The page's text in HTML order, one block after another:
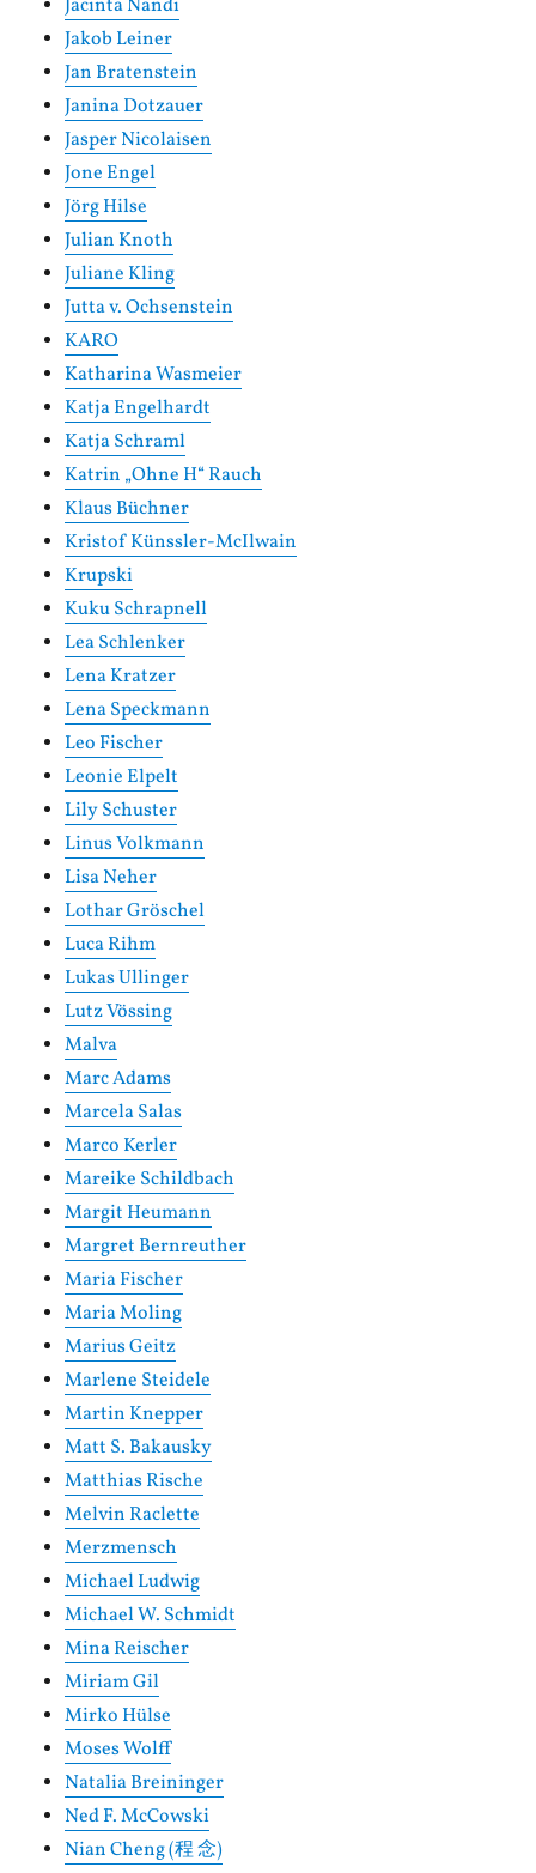
Jacinta Nandi
Jakob Leiner
Jan Bratenstein
Janina Dotzauer
Jasper Nicolaisen
Jone Engel
Jörg Hilse
Julian Knoth
Juliane Kling
Jutta v. Ochsenstein
KARO
Katharina Wasmeier
Katja Engelhardt
Katja Schraml
Katrin „Ohne H“ Rauch
Klaus Büchner
Kristof Künssler-McIlwain
Krupski
Kuku Schrapnell
Lea Schlenker
Lena Kratzer
Lena Speckmann
Leo Fischer
Leonie Elpelt
Lily Schuster
Linus Volkmann
Lisa Neher
Lothar Gröschel
Luca Rihm
Lukas Ullinger
Lutz Vössing
Malva
Marc Adams
Marcela Salas
Marco Kerler
Mareike Schildbach
Margit Heumann
Margret Bernreuther
Maria Fischer
Maria Moling
Marius Geitz
Marlene Steidele
Martin Knepper
Matt S. Bakausky
Matthias Rische
Melvin Raclette
Merzmensch
Michael Ludwig
Michael W. Schmidt
Mina Reischer
Miriam Gil
Mirko Hülse
Moses Wolff
Natalia Breininger
Ned F. McCowski
Nian Cheng (程 念)